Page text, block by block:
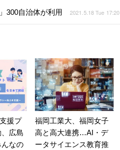
300自治体が利用 2021.5.18 Tue 17:20
援プ
広島
なの
福岡工業大、福岡女子
高と高大連携…AI・デ
ータサイエンス教育推